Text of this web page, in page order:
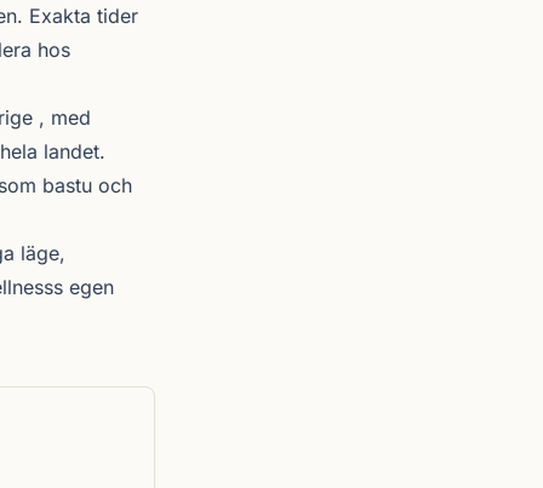
Exakta tider
hos
, med
landet.
bastu och
läge,
egen